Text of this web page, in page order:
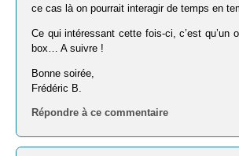
ce cas là on pourrait interagir de temps en
Ce qui intéressant cette fois-ci, c’est qu’un
box… A suivre !
Bonne soirée,
Frédéric B.
Répondre à ce commentaire